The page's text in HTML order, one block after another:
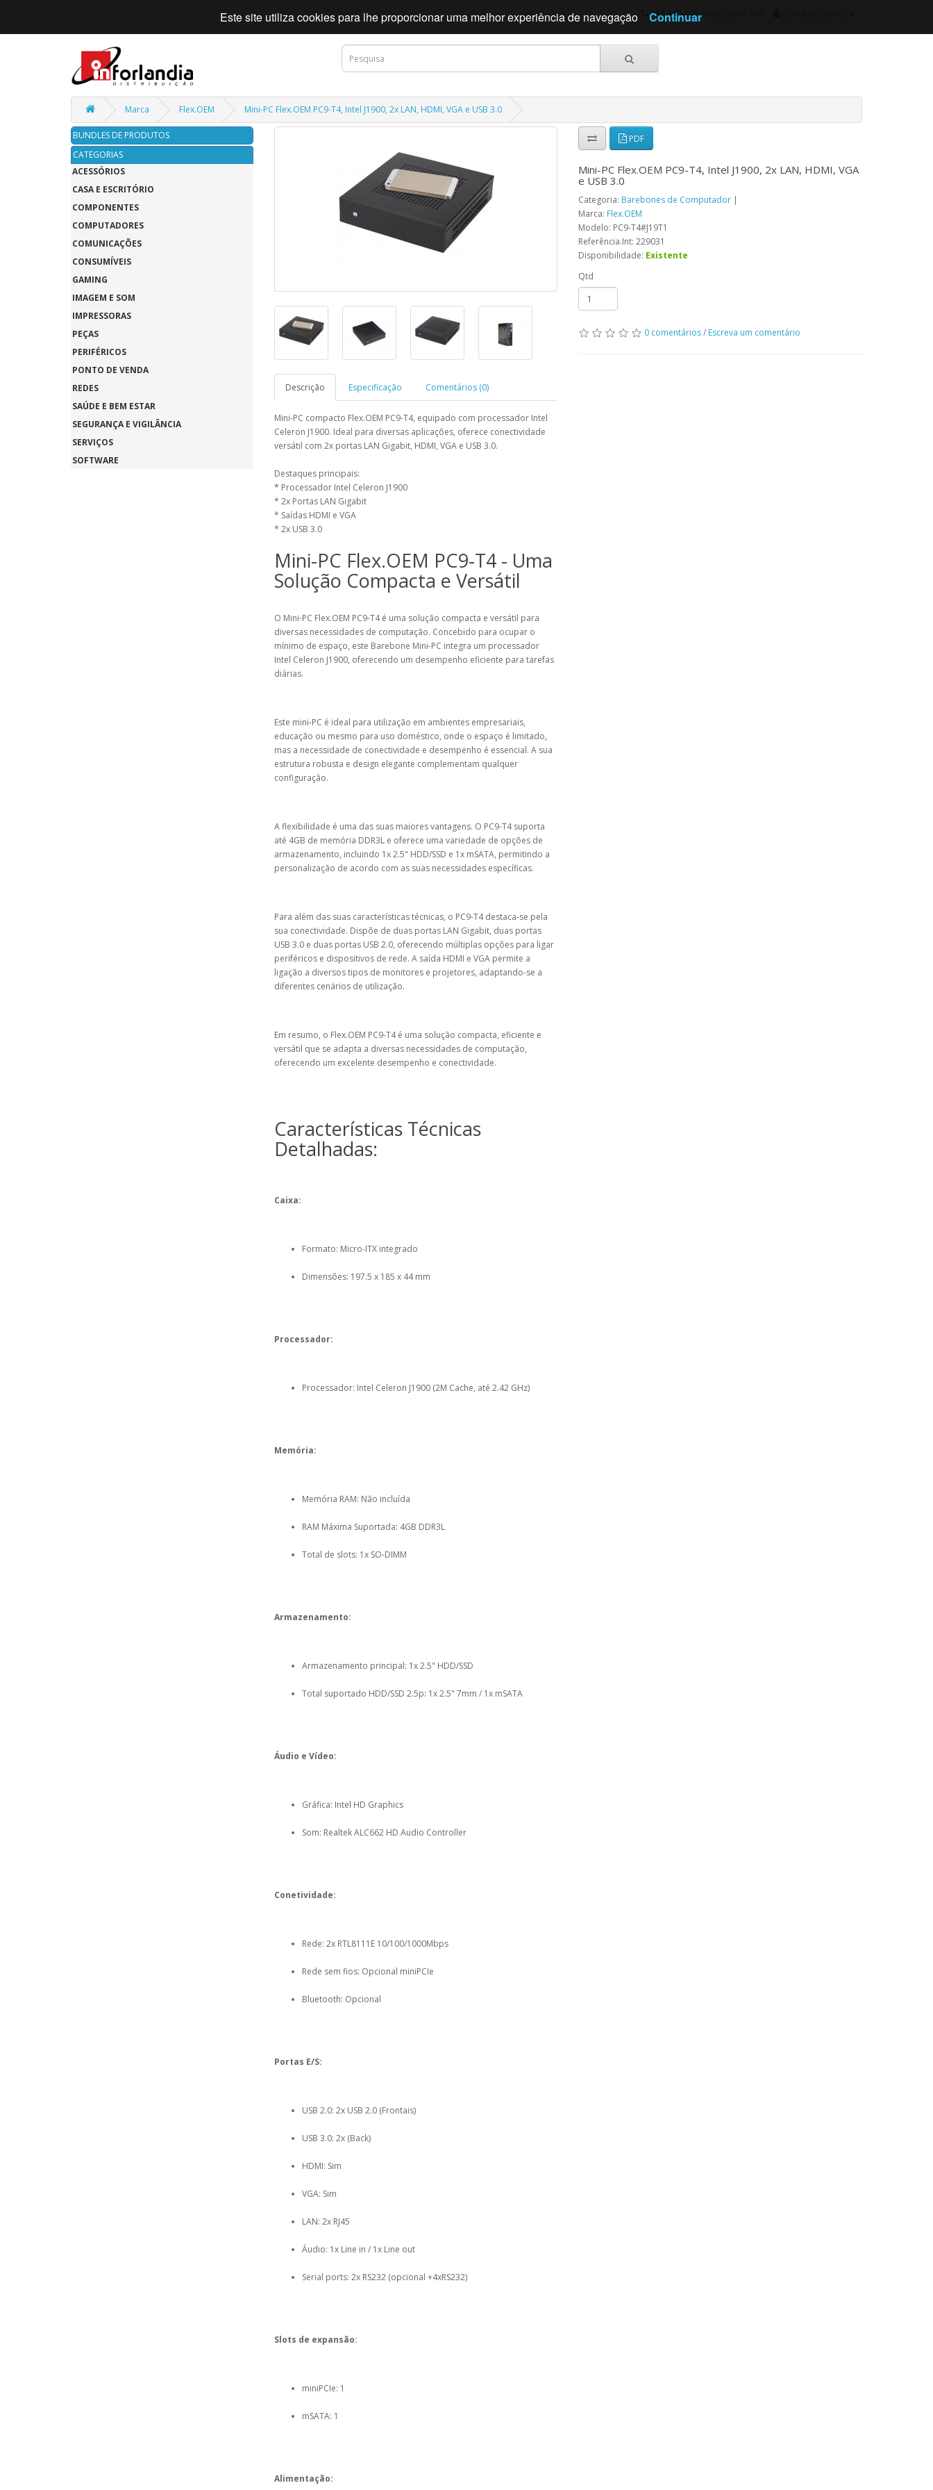
234 340 820 *custo rede fixa
Marca Flex.OEM Mini-PC Flex.OEM PC9-T4, Intel J1900, 2x LAN, HDMI, VGA e USB 3.0
BUNDLES DE PRODUTOS
CATEGORIAS
ACESSÓRIOS
CASA E ESCRITÓRIO
COMPONENTES
COMPUTADORES
COMUNICAÇÕES
CONSUMÍVEIS
GAMING
IMAGEM E SOM
IMPRESSORAS
PEÇAS
PERIFÉRICOS
PONTO DE VENDA
REDES
SAÚDE E BEM ESTAR
SEGURANÇA E VIGILÂNCIA
SERVIÇOS
SOFTWARE
Descrição Especificação Comentários (0)
Mini-PC compacto Flex.OEM PC9-T4, equipado com processador Intel
Celeron J1900. Ideal para diversas aplicações, oferece conectividade
versátil com 2x portas LAN Gigabit, HDMI, VGA e USB 3.0.
Destaques principais:
* Processador Intel Celeron J1900
* 2x Portas LAN Gigabit
* Saídas HDMI e VGA
* 2x USB 3.0
Mini-PC Flex.OEM PC9-T4 - Uma
Solução Compacta e Versátil
O Mini-PC Flex.OEM PC9-T4 é uma solução compacta e versátil para
diversas necessidades de computação. Concebido para ocupar o
mínimo de espaço, este Barebone Mini-PC integra um processador
Intel Celeron J1900, oferecendo um desempenho eficiente para tarefas
diárias.
Este mini-PC é ideal para utilização em ambientes empresariais,
educação ou mesmo para uso doméstico, onde o espaço é limitado,
mas a necessidade de conectividade e desempenho é essencial. A sua
estrutura robusta e design elegante complementam qualquer
configuração.
A flexibilidade é uma das suas maiores vantagens. O PC9-T4 suporta
até 4GB de memória DDR3L e oferece uma variedade de opções de
armazenamento, incluindo 1x 2.5" HDD/SSD e 1x mSATA, permitindo a
personalização de acordo com as suas necessidades específicas.
Para além das suas características técnicas, o PC9-T4 destaca-se pela
sua conectividade. Dispõe de duas portas LAN Gigabit, duas portas
USB 3.0 e duas portas USB 2.0, oferecendo múltiplas opções para ligar
periféricos e dispositivos de rede. A saída HDMI e VGA permite a
ligação a diversos tipos de monitores e projetores, adaptando-se a
diferentes cenários de utilização.
Em resumo, o Flex.OEM PC9-T4 é uma solução compacta, eficiente e
versátil que se adapta a diversas necessidades de computação,
oferecendo um excelente desempenho e conectividade.
Características Técnicas
Detalhadas:
Caixa:
Formato: Micro-ITX integrado
Dimensões: 197.5 x 185 x 44 mm
Processador:
Processador: Intel Celeron J1900 (2M Cache, até 2.42 GHz)
Memória:
Memória RAM: Não incluída
RAM Máxima Suportada: 4GB DDR3L
Total de slots: 1x SO-DIMM
Armazenamento:
Armazenamento principal: 1x 2.5" HDD/SSD
Total suportado HDD/SSD 2.5p: 1x 2.5" 7mm / 1x mSATA
Áudio e Vídeo:
Gráfica: Intel HD Graphics
Som: Realtek ALC662 HD Audio Controller
Conetividade:
Rede: 2x RTL8111E 10/100/1000Mbps
Rede sem fios: Opcional miniPCIe
Bluetooth: Opcional
Portas E/S:
USB 2.0: 2x USB 2.0 (Frontais)
USB 3.0: 2x (Back)
HDMI: Sim
VGA: Sim
LAN: 2x RJ45
Áudio: 1x Line in / 1x Line out
Serial ports: 2x RS232 (opcional +4xRS232)
Slots de expansão:
miniPCIe: 1
mSATA: 1
Alimentação:
PDF
Mini-PC Flex.OEM PC9-T4, Intel J1900, 2x LAN, HDMI, VGA
e USB 3.0
Categoria: Barebones de Computador |
Marca: Flex.OEM
Modelo: PC9-T4#J19T1
Referência.Int: 229031
Disponibilidade: Existente
Qtd
0 comentários/ Escreva um comentário
Este site utiliza cookies para lhe proporcionar uma melhor experiência de navegação Continuar